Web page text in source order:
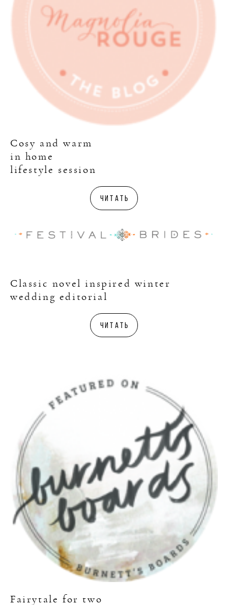
Cosy and warm
in home
lifestyle session
читать
Classic novel inspired winter
wedding editorial
Читать
Fairytale for two